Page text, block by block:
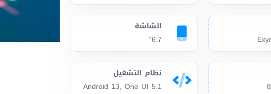
الشاشة
6.7"
نظام التشغيل
Android 13, One UI 5.1